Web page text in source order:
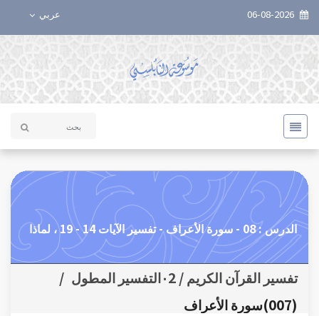
عربي
الدرس : 08 - سورة الأعراف - تفسير الآيات 14 - 19 ، لماذا
تفسير القرآن الكريم / ٠2التفسير المطول
/
(007)سورة الأعراف